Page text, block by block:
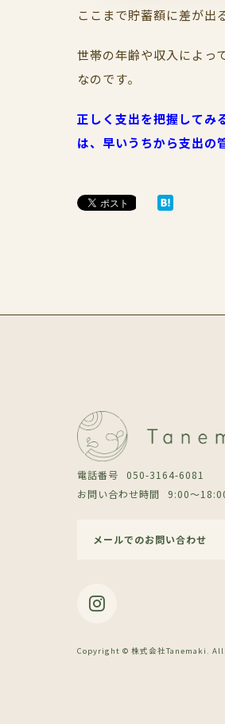
ここまで貯蓄額に差が出
世帯の年齢や収入によっ
なのです。
正しく支出を把握してみ
は、早いうちから支出の
電話番号
050-3164-6081
お問い合わせ時間
9:00〜
メールでのお問い合わせ
Copyright © 株式会社Tanemaki.